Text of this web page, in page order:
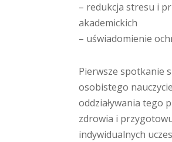
– redukcja stresu i
akademickich
– uświadomienie
Pierwsze spotkanie
osobistego
oddziaływania tego
zdrowia i
indywidualnych